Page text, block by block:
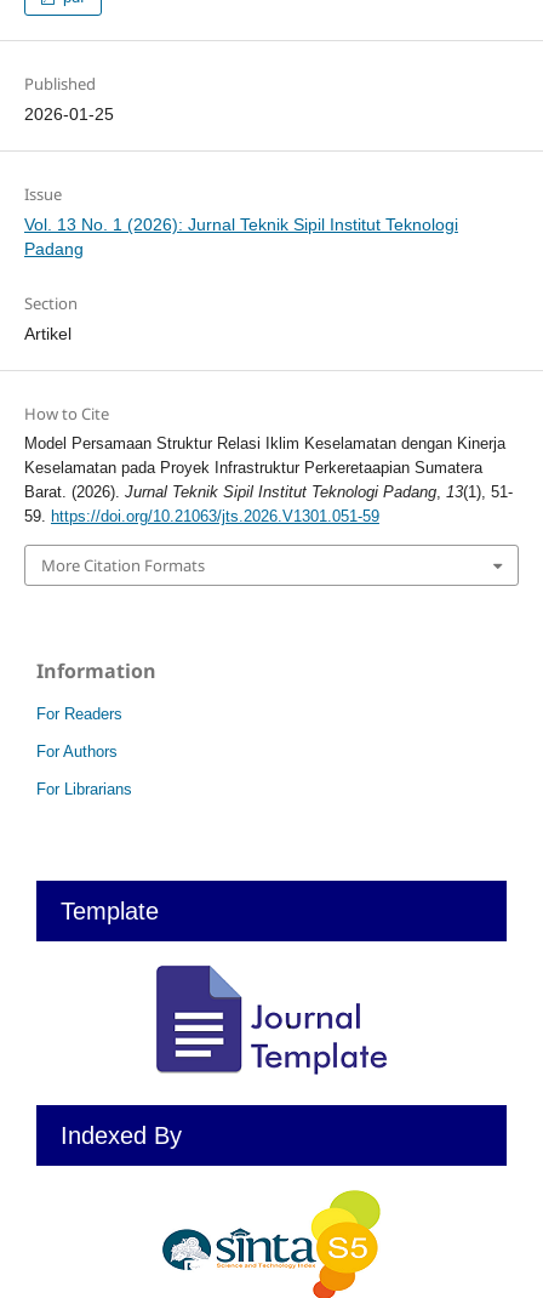
Published
2026-01-25
Issue
Vol. 13 No. 1 (2026): Jurnal Teknik Sipil Institut Teknologi
Padang
Section
Artikel
How to Cite
Model Persamaan Struktur Relasi Iklim Keselamatan dengan Kinerja
Keselamatan pada Proyek Infrastruktur Perkeretaapian Sumatera
Barat. (2026). Jurnal Teknik Sipil Institut Teknologi Padang, 13(1), 51-
59.
https://doi.org/10.21063/jts.2026.V1301.051-59
More Citation Formats
Information
For Readers
For Authors
For Librarians
Template
Indexed By